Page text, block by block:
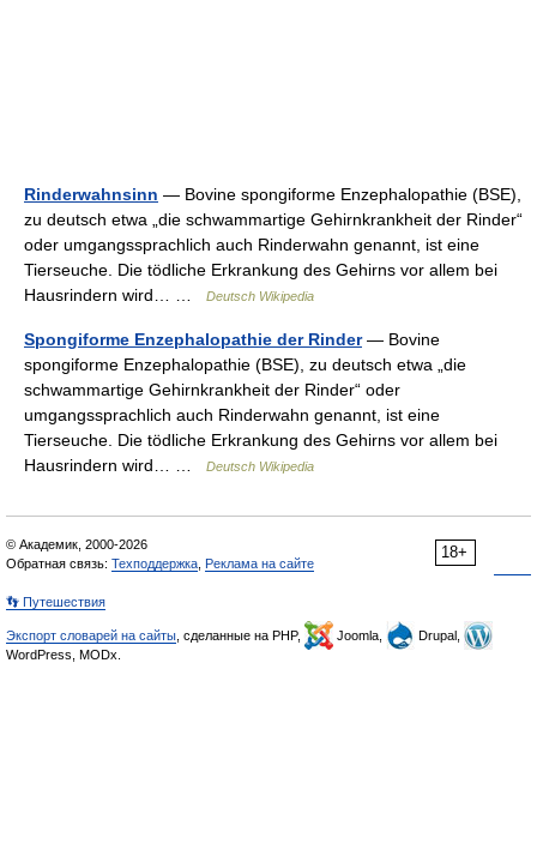
Rinderwahnsinn — Bovine spongiforme Enzephalopathie (BSE),
zu deutsch etwa „die schwammartige Gehirnkrankheit der Rinder“
oder umgangssprachlich auch Rinderwahn genannt, ist eine
Tierseuche. Die tödliche Erkrankung des Gehirns vor allem bei
Hausrindern wird… …
Deutsch Wikipedia
Spongiforme Enzephalopathie der Rinder— Bovine
spongiforme Enzephalopathie (BSE), zu deutsch etwa „die
schwammartige Gehirnkrankheit der Rinder“ oder
umgangssprachlich auch Rinderwahn genannt, ist eine
Tierseuche. Die tödliche Erkrankung des Gehirns vor allem bei
Hausrindern wird… …
Deutsch Wikipedia
18+
© Академик, 2000-2026
Обратная связь: Техподдержка Реклама на сайте
👣 Путешествия
Экспорт словарей на сайты , сделанные на PHP, Joomla,
Drupal,
WordPress, MODx.